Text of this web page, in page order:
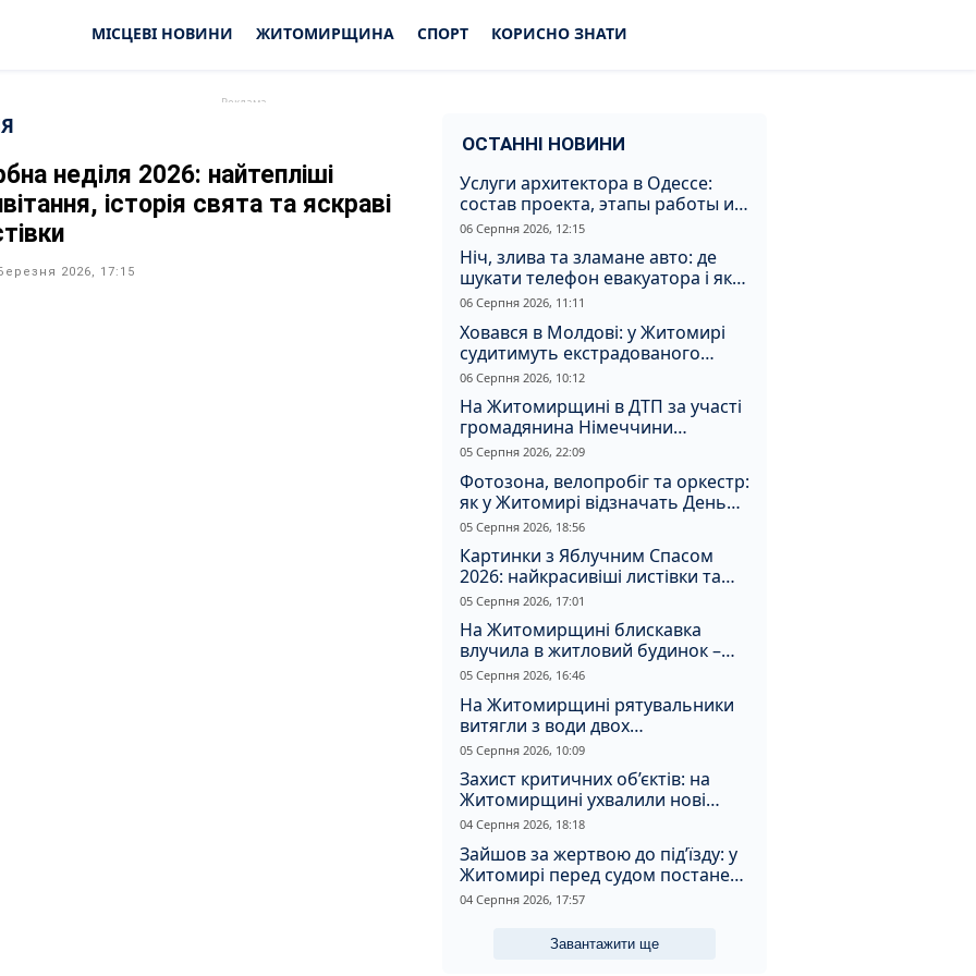
МІСЦЕВІ НОВИНИ ЖИТОМИРЩИНА СПОРТ КОРИСНО ЗНАТИ
неділя 2026: найтепліші
історія свята та яскраві
2026, 17:15
ОСТАННІ НОВИНИ
Услуги архитектора в Одессе:
состав проекта, этапы работы и
стоимость
06 Серпня 2026, 12:15
Ніч, злива та зламане авто: де
шукати телефон евакуатора і як
не натрапити на аферистів
06 Серпня 2026, 11:11
Ховався в Молдові: у Житомирі
судитимуть екстрадованого
іноземця за сурогатний спирт і
відмивання грошей
06 Серпня 2026, 10:12
На Житомирщині в ДТП за участі
громадянина Німеччини
постраждали двоє людей
05 Серпня 2026, 22:09
Фотозона, велопробіг та оркестр:
як у Житомирі відзначать День
Прапора та День Незалежності
05 Серпня 2026, 18:56
Картинки з Яблучним Спасом
2026: найкрасивіші листівки та
щирі привітання зі святом
05 Серпня 2026, 17:01
На Житомирщині блискавка
влучила в житловий будинок –
спалахнула пожежа
05 Серпня 2026, 16:46
На Житомирщині рятувальники
витягли з води двох
потопельників
05 Серпня 2026, 10:09
Захист критичних об’єктів: на
Житомирщині ухвалили нові
рішення з безпеки
04 Серпня 2026, 18:18
Зайшов за жертвою до під’їзду: у
Житомирі перед судом постане
нападник
04 Серпня 2026, 17:57
Завантажити ще